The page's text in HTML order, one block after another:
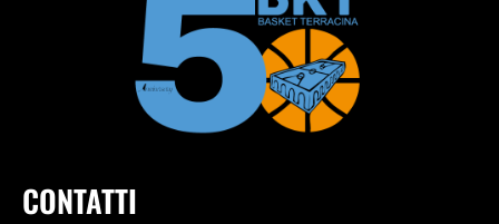
CONTATTI